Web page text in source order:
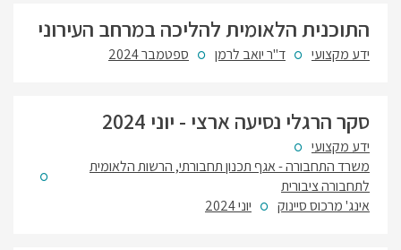
התוכנית הלאומית להליכה במרחב העירוני
ידע מקצועי ד"ר יואב לרמן ספטמבר 2024
סקר הרגלי נסיעה ארצי - יוני 2024
ידע מקצועי
משרד התחבורה - אגף תכנון תחבורתי, הרשות הלאומית
לתחבורה ציבורית
אינג' מרכוס סיינוק
יוני 2024